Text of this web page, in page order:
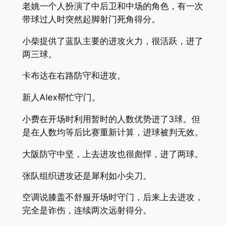
老姚一个人扮演了中后卫和中场的角色，有一次
带球过人时突然起脚射门死角得分。
小柴提供了蓝队主要的进攻火力，很活跃，进了
两三球。
卡布达在右路防守和进攻。
新人Alex帮忙守门。
小费在开场时利用暂时的人数优势进了3球。但
是在人数均等后比赛重新计算，进球被判无效。
大阪防守中坚，上去进攻也很彪悍，进了两球。
张队组织进攻还是犀利如小尖刀。
空调说膝盖不舒服开场时守门，后来上去进攻，
完全是诈伤，连续两次远射得分。